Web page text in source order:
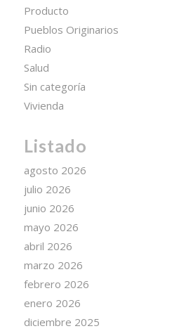
Producto
Pueblos Originarios
Radio
Salud
Sin categoría
Vivienda
Listado
agosto 2026
julio 2026
junio 2026
mayo 2026
abril 2026
marzo 2026
febrero 2026
enero 2026
diciembre 2025